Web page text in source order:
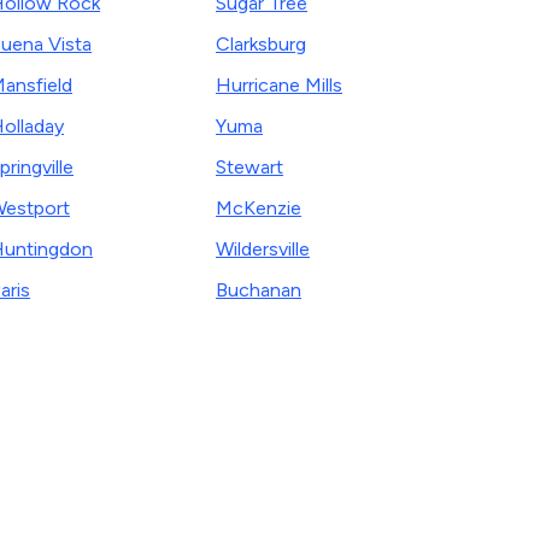
Vista
Clarksburg
Hurricane Mills
Yuma
Stewart
McKenzie
Wildersville
Buchanan